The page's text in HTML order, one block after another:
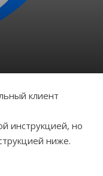
клиент
инструкцией, но
ниже.